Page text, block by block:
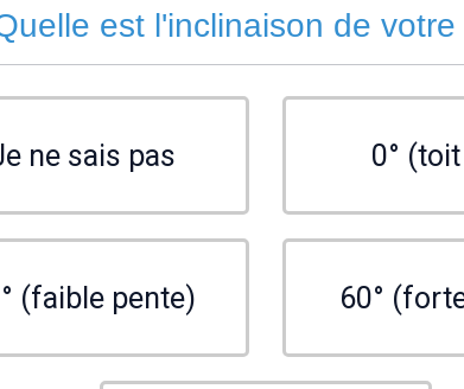
est l'inclinaison de votre
ne sais pas 0°
(faible pente) 60°